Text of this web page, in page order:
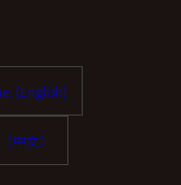
(English)
中文）